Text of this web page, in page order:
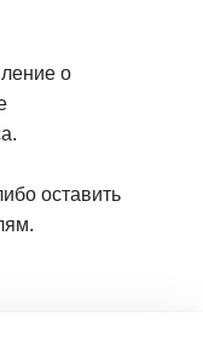
о
оставить